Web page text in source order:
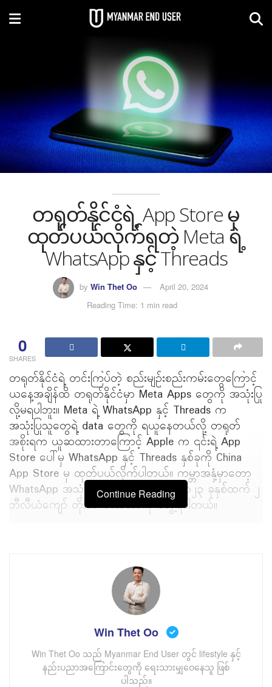
တရုတ်နိုင်ငံရဲ့ App Store မှ
ထုတ်ပယ်လိုက်ရတဲ့ Meta ရဲ့
WhatsApp နှင့် Threads
by Win Thet Oo
April 20, 2024
Reading Time: 1 min read
0
SHARES
တရုတ်နိုင်ငံရဲ့ တင်းကြပ်တဲ့ စည်းမျဉ်းစည်းကမ်းတွေကြောင့်
ယနေ့အချိန်ထိ တရုတ်နိုင်ငံမှာ Meta Apps တွေကို အသုံးပြု
လို့မရပါဘူး။ Meta ရဲ့ WhatsApp နှင့် Threads က
အသုံးပြုသူတွေရဲ့ data တွေကို ရယူနေတယ်လို့ တရုတ်
အစိုးရက ယူဆထားတာကြောင့် Apple က ၎င်းရဲ့ App
Store ပေါ်မှ WhatsApp နှင့် Threads နှစ်ခုကို China
App Store မှ ထုတ်ပယ်လိုက်ပါတယ်။ ကမ္ဘာအနှံ့မှာတော့
WhatsApp အသုံးပြုသူအရေအတွက်က ၂၀၂၃ ခုနှစ်ထက် ၂
ဘီလီယံကျော် တိုးတက်လာတာကို တွေ့ရပါတယ်။
Continue Reading
Win Thet Oo
Win Thet Oo သည် Myanmar End User တွင် lifestyle နှင့်
နည်းပညာအကြောင်းတွေကို ရေးသားမျှဝေနေသူ ဖြစ်
ပါသည်။